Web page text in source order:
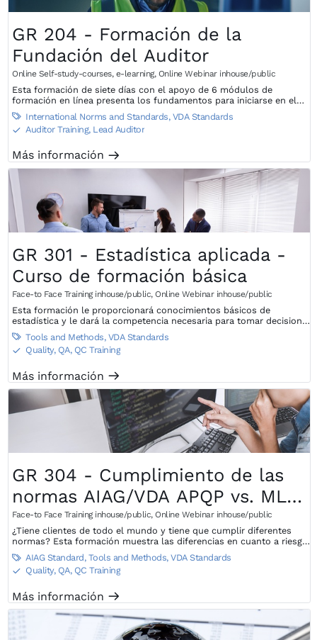
GR 204 - Formación de la
Fundación del Auditor
Online Self-study-courses, e-learning, Online Webinar inhouse/public
Esta formación de siete días con el apoyo de 6 módulos de
formación en línea presenta los fundamentos para iniciarse en el
amplio tema de la gestión de la calidad.
 International Norms and Standards, VDA Standards
S Auditor Training, Lead Auditor
Más información m
GR 301 - Estadística aplicada -
Curso de formación básica
Face-to Face Training inhouse/public, Online Webinar inhouse/public
Esta formación le proporcionará conocimientos básicos de
estadística y le dará la competencia necesaria para tomar decisiones
basadas en datos estadísticos.
 Tools and Methods, VDA Standards
S Quality, QA, QC Training
Más información m
GR 304 - Cumplimiento de las
normas AIAG/VDA APQP vs. MLA,
PPAP vs. VDA2
Face-to Face Training inhouse/public, Online Webinar inhouse/public
¿Tiene clientes de todo el mundo y tiene que cumplir diferentes
normas? Esta formación muestra las diferencias en cuanto a riesgos
y oportunidades.
 AIAG Standard, Tools and Methods, VDA Standards
S Quality, QA, QC Training
Más información m